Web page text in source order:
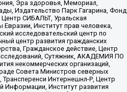
Эра здоровья, Мемориал,
Издательство Парк Гагарина, Фонд
СИБАЛЬТ, Уральская
Институт прав человека,
исследовательский центр по
центр развития гражданских
Гражданское действие, Центр
Сутяжник, АКАДЕМИЯ ПО
некоммерческих организаций,
Совета Министров северных
Трансперенси Интернешнл-Р, Центр
Институт развития